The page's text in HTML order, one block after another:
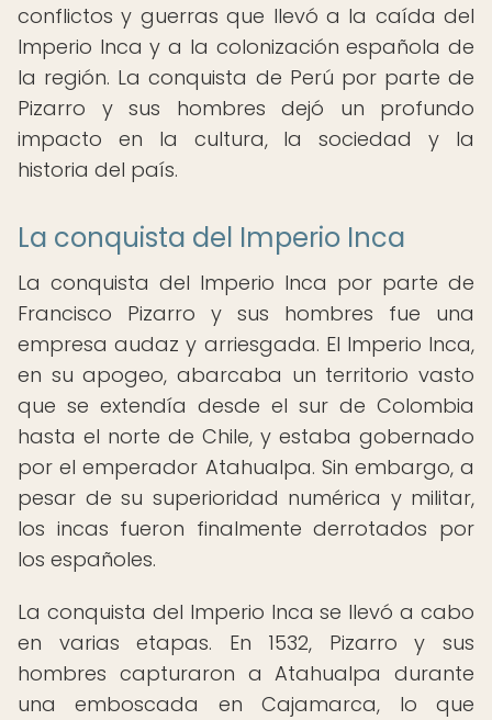
conflictos y guerras que llevó a la caída del
Imperio Inca y a la colonización española de
la región. La conquista de Perú por parte de
Pizarro y sus hombres dejó un profundo
impacto en la cultura, la sociedad y la
historia del país.
La conquista del Imperio Inca
La conquista del Imperio Inca por parte de
Francisco Pizarro y sus hombres fue una
empresa audaz y arriesgada. El Imperio Inca,
en su apogeo, abarcaba un territorio vasto
que se extendía desde el sur de Colombia
hasta el norte de Chile, y estaba gobernado
por el emperador Atahualpa. Sin embargo, a
pesar de su superioridad numérica y militar,
los incas fueron finalmente derrotados por
los españoles.
La conquista del Imperio Inca se llevó a cabo
en varias etapas. En 1532, Pizarro y sus
hombres capturaron a Atahualpa durante
una emboscada en Cajamarca, lo que